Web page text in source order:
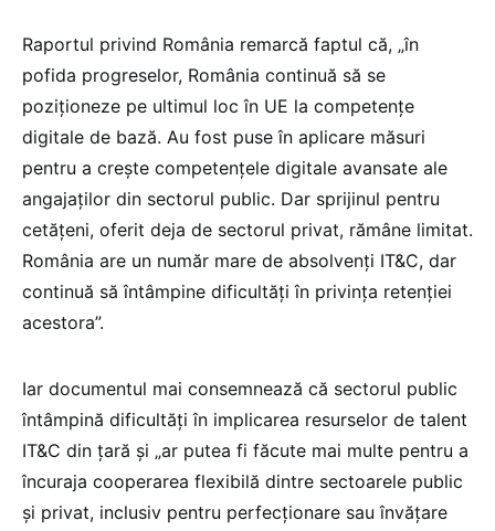
Raportul privind România remarcă faptul că, „în
pofida progreselor, România continuă să se
poziționeze pe ultimul loc în UE la competențe
digitale de bază. Au fost puse în aplicare măsuri
pentru a crește competențele digitale avansate ale
angajaților din sectorul public. Dar sprijinul pentru
cetățeni, oferit deja de sectorul privat, rămâne limitat.
România are un număr mare de absolvenți IT&C, dar
continuă să întâmpine dificultăți în privința retenției
acestora”.
Iar documentul mai consemnează că sectorul public
întâmpină dificultăți în implicarea resurselor de talent
IT&C din țară și „ar putea fi făcute mai multe pentru a
încuraja cooperarea flexibilă dintre sectoarele public
și privat, inclusiv pentru perfecționare sau învățare